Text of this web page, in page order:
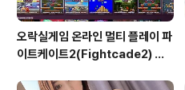
오락실게임 온라인 멀티 플레이 파
이트케이트2(Fightcade2) 설